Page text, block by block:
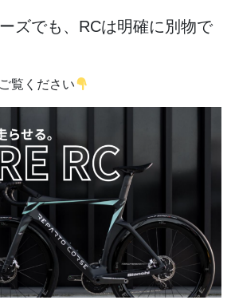
ズでも、RCは明確に別物で
覧ください